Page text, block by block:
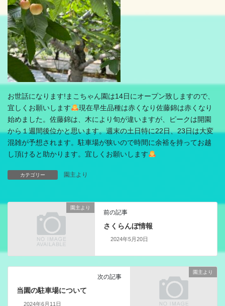
お世話になります!まこちゃん園は14日にオープン致しますので、
宜しくお願いします
現在早生品種は赤くなり佐藤錦は赤くなり
始めました。佐藤錦は、木により旬が違いますが、ピークは開園
から１週間後位かと思います。週末の土日特に22日、23日は大変
混雑が予想されます。駐車場が狭いので時間に余裕を持ってお越
し頂けると助かります。宜しくお願いします
カテゴリー 園主より
園主より
前の記事
さくらんぼ情報
2024年5月20日
園主より
次の記事
当園の駐車場について
2024年6月11日